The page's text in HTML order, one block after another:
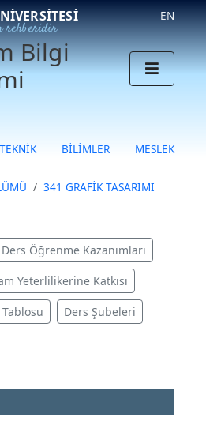
rehberidir
EN
Bilgi
BİLİMLER MESLEK
341 GRAFİK TASARIMI
Ders Öğrenme Kazanımları
Yeterlilikerine Katkısı
Ders Şubeleri